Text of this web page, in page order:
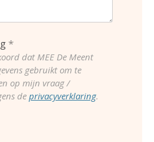
dat MEE De Meent
gebruikt om te
op mijn vraag /
de privacyverklaring.